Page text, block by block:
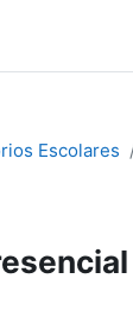
Escolares